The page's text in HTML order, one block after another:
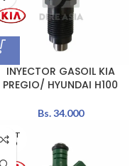
INYECTOR GASOIL KIA
PREGIO/ HYUNDAI H100
Bs.34.000
AGOT
ADO